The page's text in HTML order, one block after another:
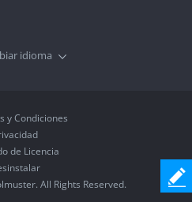
idioma
y Condiciones
de Licencia
All Rights Reserved.